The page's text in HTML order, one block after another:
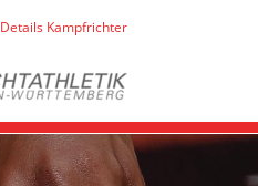
Details Kampfrichter